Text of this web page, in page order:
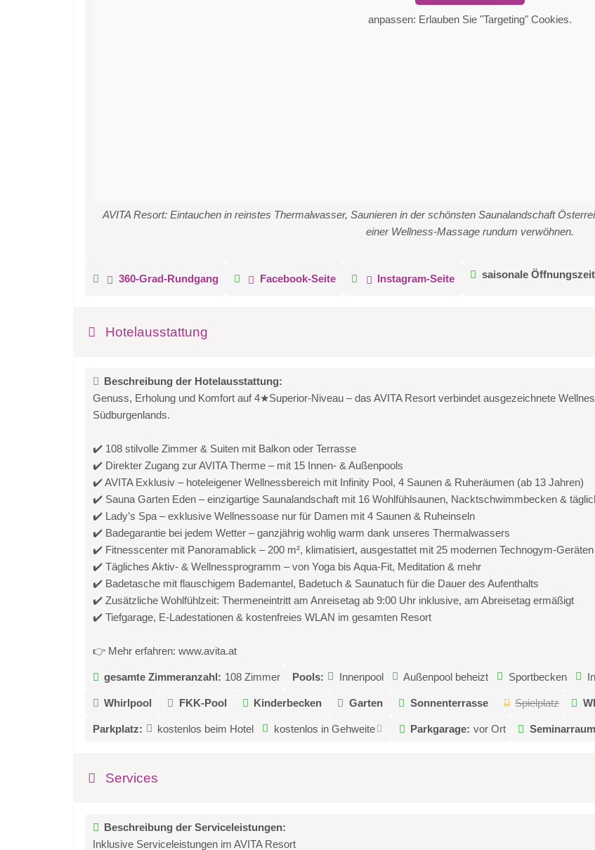
anpassen: Erlauben Sie "Targeting" Cookies.
AVITA Resort: Eintauchen in reinstes Thermalwasser, Saunieren in der schönsten Saunalandschaft
einer Wellness-Massage rundum verwöhnen.
360-Grad-Rundgang Facebook-Seite Instagram-Seite saisonale
Hotelausstattung
Beschreibung der Hotelausstattung:
Genuss, Erholung und Komfort auf 4★Superior-Niveau – das AVITA Resort verbindet ausgezeichnete
Südburgenlands.
✔️ 108 stilvolle Zimmer & Suiten mit Balkon oder Terrasse
✔️ Direkter Zugang zur AVITA Therme – mit 15 Innen- & Außenpools
✔️ AVITA Exklusiv – hoteleigener Wellnessbereich mit Infinity Pool, 4 Saunen & Ruheräumen (ab 13 Jahren)
✔️ Sauna Garten Eden – einzigartige Saunalandschaft mit 16 Wohlfühlsaunen, Nacktschwimmbecken &
✔️ Lady’s Spa – exklusive Wellnessoase nur für Damen mit 4 Saunen & Ruheinseln
✔️ Badegarantie bei jedem Wetter – ganzjährig wohlig warm dank unseres Thermalwassers
✔️ Fitnesscenter mit Panoramablick – 200 m², klimatisiert, ausgestattet mit 25 modernen Technogym-Geräten
✔️ Tägliches Aktiv- & Wellnessprogramm – von Yoga bis Aqua-Fit, Meditation & mehr
✔️ Badetasche mit flauschigem Bademantel, Badetuch & Saunatuch für die Dauer des Aufenthalts
✔️ Zusätzliche Wohlfühlzeit: Thermeneintritt am Anreisetag ab 9:00 Uhr inklusive, am Abreisetag ermäßigt
✔️ Tiefgarage, E-Ladestationen & kostenfreies WLAN im gesamten Resort
👉 Mehr erfahren: www.avita.at
gesamte Zimmeranzahl: 108 Zimmer Pools: Innenpool Außenpool beheizt Sportbecken
Whirlpool FKK-Pool Kinderbecken Garten Sonnenterrasse Spielplatz
Parkplatz: kostenlos beim Hotel kostenlos in Gehweite Parkgarage: vor Ort Seminarraum
Services
Beschreibung der Serviceleistungen:
Inklusive Serviceleistungen im AVITA Resort